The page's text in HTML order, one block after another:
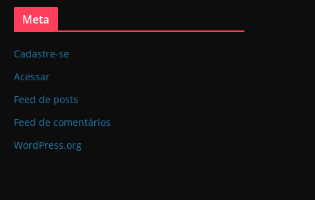
Meta
Cadastre-se
Acessar
Feed de posts
Feed de comentários
WordPress.org